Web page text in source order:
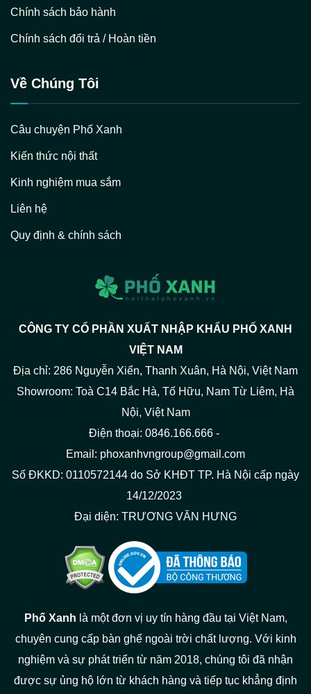
Chính sách bảo hành
Chính sách đổi trả / Hoàn tiền
Về Chúng Tôi
Câu chuyện Phố Xanh
Kiến thức nội thất
Kinh nghiệm mua sắm
Liên hệ
Quy định & chính sách
CÔNG TY CỔ PHẦN XUẤT NHẬP KHẨU PHỐ XANH
VIỆT NAM
Địa chỉ: 286 Nguyễn Xiển, Thanh Xuân, Hà Nội, Việt Nam
Showroom: Toà C14 Bắc Hà, Tố Hữu, Nam Từ Liêm, Hà
Nội, Việt Nam
Điện thoại: 0846.166.666 -
Email: phoxanhvngroup@gmail.com
Số ĐKKD: 0110572144 do Sở KHĐT TP. Hà Nội cấp ngày
14/12/2023
Đại diện: TRƯƠNG VĂN HƯNG
Phố Xanh là một đơn vị uy tín hàng đầu tại Việt Nam,
chuyên cung cấp bàn ghế ngoài trời chất lượng. Với kinh
nghiệm và sự phát triển từ năm 2018, chúng tôi đã nhận
được sự ủng hộ lớn từ khách hàng và tiếp tục khẳng định